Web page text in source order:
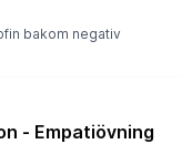
bakom negativ
- Empatiövning